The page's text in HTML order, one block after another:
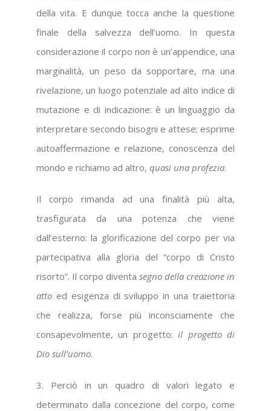
della vita. E dunque tocca anche la questione
finale della salvezza dell’uomo. In questa
considerazione il corpo non è un’appendice, una
marginalità, un peso da sopportare, ma una
rivelazione, un luogo potenziale ad alto indice di
mutazione e di indicazione: è un linguaggio da
interpretare secondo bisogni e attese; esprime
autoaffermazione e relazione, conoscenza del
mondo e richiamo ad altro, quasi una profezia.
Il corpo rimanda ad una finalità più alta,
trasfigurata da una potenza che viene
dall’esterno: la glorificazione del corpo per via
partecipativa alla gloria del “corpo di Cristo
risorto”. Il corpo diventa segno della creazione in
atto ed esigenza di sviluppo in una traiettoria
che realizza, forse più inconsciamente che
consapevolmente, un progetto: il progetto di
Dio sull’uomo.
3. Perciò in un quadro di valori legato e
determinato dalla concezione del corpo, come